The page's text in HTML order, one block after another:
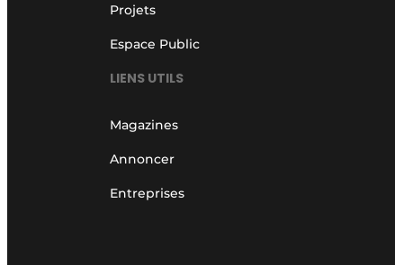
Projets
Espace Public
LIENS UTILS
Magazines
Annoncer
Entreprises